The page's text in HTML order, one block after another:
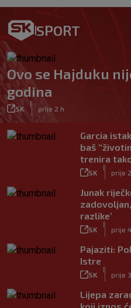
SPORT
Ovo se Hajduku
godina
SK prije 2 h
Garcia
baš
trenira
SK prije
Junak
razlike’
SK prije
Pajaziti:
Istre
SK prije
Lijepa